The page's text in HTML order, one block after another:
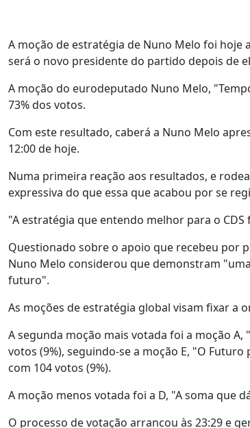
A moção de estratégia de Nuno Melo foi hoje
será o novo presidente do partido depois de
A moção do eurodeputado Nuno Melo,
73% dos votos.
Com este resultado, caberá a Nuno Melo
12:00 de hoje.
Numa primeira reação aos resultados, e
expressiva do que essa que acabou por se
"A estratégia que entendo melhor para o
Questionado sobre o apoio que recebeu por
Nuno Melo considerou que demonstram
futuro".
As moções de estratégia global visam fixar
A segunda moção mais votada foi a moção A,
votos (9%), seguindo-se a moção E, "O
com 104 votos (9%).
A moção menos votada foi a D, "A soma que
O processo de votação arrancou às 23:29 e